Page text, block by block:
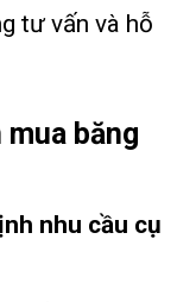
tư vấn và hỗ
băng
nhu cầu cụ